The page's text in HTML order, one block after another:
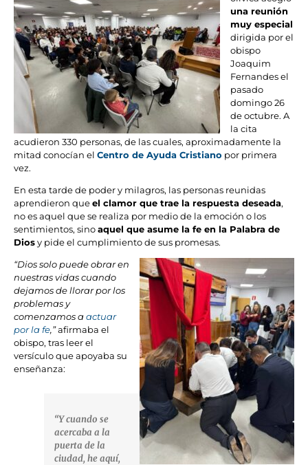
una reunión
muy especial
dirigida por el
obispo
Joaquim
Fernandes el
pasado
domingo 26
de octubre. A
la cita
acudieron 330 personas, de las cuales, aproximadamente la
mitad conocían el Centro de Ayuda Cristiano por primera
vez.
En esta tarde de poder y milagros, las personas reunidas
aprendieron queel clamor que trae la respuesta deseada,
no es aquel que se realiza por medio de la emoción o los
sentimientos, sinoaquel que asume la fe en la Palabra de
Diosy pide el cumplimiento de sus promesas.
“Dios solo puede obrar en
nuestras vidas cuando
dejamos de llorar por los
problemas y
comenzamos aactuar
por la fe,”afirmaba el
obispo, tras leer el
versículo que apoyaba su
enseñanza:
“Y cuando se
acercaba a la
puerta de la
ciudad, he aquí,